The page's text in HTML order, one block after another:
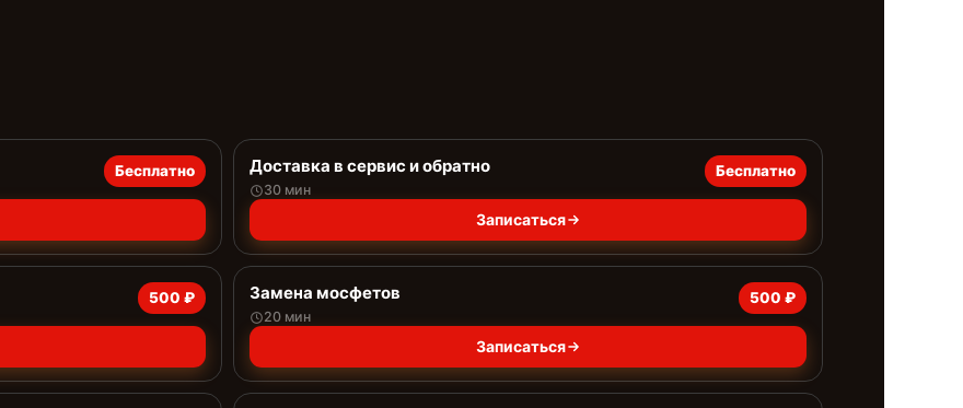
Бесплатно Доставка в сервис и обратно
30 мин
Бесплатно
Записаться
500 ₽ Замена мосфетов
20 мин
500 ₽
Записаться